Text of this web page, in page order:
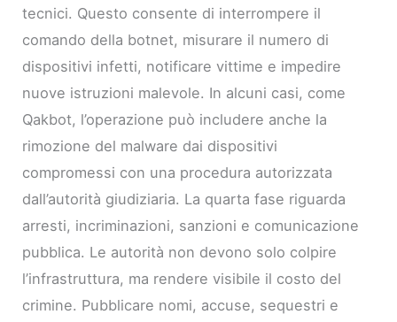
tecnici. Questo consente di interrompere il
comando della botnet, misurare il numero di
dispositivi infetti, notificare vittime e impedire
nuove istruzioni malevole. In alcuni casi, come
Qakbot, l’operazione può includere anche la
rimozione del malware dai dispositivi
compromessi con una procedura autorizzata
dall’autorità giudiziaria. La quarta fase riguarda
arresti, incriminazioni, sanzioni e comunicazione
pubblica. Le autorità non devono solo colpire
l’infrastruttura, ma rendere visibile il costo del
crimine. Pubblicare nomi, accuse, sequestri e